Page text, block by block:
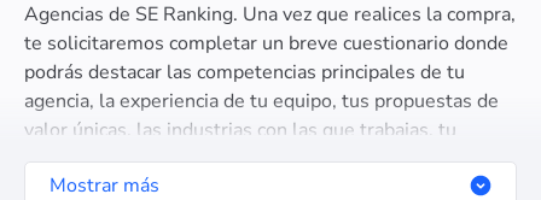
Agencias de SE Ranking. Una vez que realices la compra,
te solicitaremos completar un breve cuestionario donde
podrás destacar las competencias principales de tu
agencia, la experiencia de tu equipo, tus propuestas de
valor únicas, las industrias con las que trabajas, tu
alcance geográfico, y otros detalles relevantes.
Mostrar más